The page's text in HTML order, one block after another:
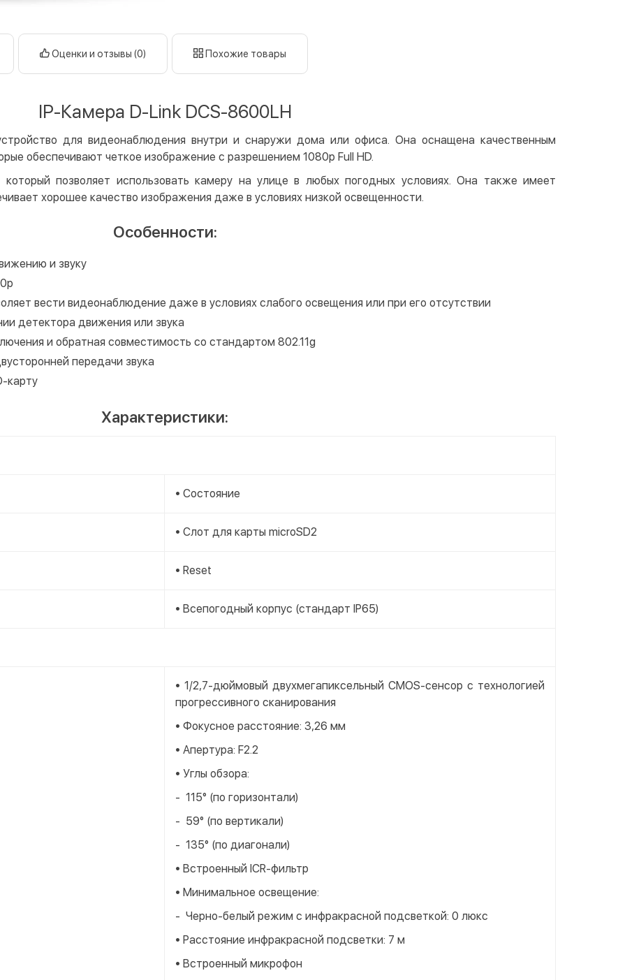
Оплата картой на сайте
Google Pay
Безналичный расчет
Оплата на карту юр.лица
Бесплатно
Покупка частями (Монобанк)
Оценки и отзывы (0) Похожие товары
IP-Камера D-Link DCS-8600LH
для видеонаблюдения внутри и снаружи дома или офиса. Она оснащена качественным
обеспечивают четкое изображение с разрешением 1080p Full HD.
позволяет использовать камеру на улице в любых погодных условиях. Она также имеет
хорошее качество изображения даже в условиях низкой освещенности.
Особенности:
и звуку
вести видеонаблюдение даже в условиях слабого освещения или при его отсутствии
детектора движения или звука
и обратная совместимость со стандартом 802.11g
передачи звука
карту
Характеристики:
• Состояние
• Слот для карты microSD2
• Reset
• Всепогодный корпус (стандарт IP65)
• 1/2,7-дюймовый двухмегапиксельный CMOS-сенсор с технологией
прогрессивного сканирования
• Фокусное расстояние: 3,26 мм
• Апертура: F2.2
• Углы обзора:
- 115° (по горизонтали)
- 59° (по вертикали)
- 135° (по диагонали)
• Встроенный ICR-фильтр
• Минимальное освещение:
- Черно-белый режим с инфракрасной подсветкой: 0 люкс
• Расстояние инфракрасной подсветки: 7 м
• Встроенный микрофон